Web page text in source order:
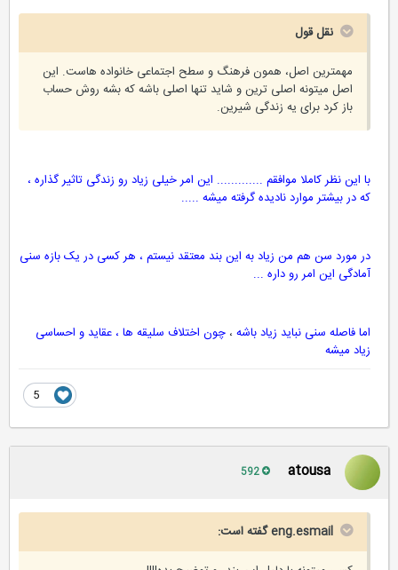
نقل قول
مهمترین اصل، همون فرهنگ و سطح اجتماعی خانواده هاست. این
اصل میتونه اصلی ترین و شاید تنها اصلی باشه که بشه روش حساب
باز کرد برای یه زندگی شیرین.
با این نظر کاملا موافقم ............. این امر خیلی زیاد رو زندگی تاثیر گذاره ،
که در بیشتر موارد نادیده گرفته میشه .....
در مورد سن هم من زیاد به این بند معتقد نیستم ، هر کسی در یک بازه سنی
آمادگی این امر رو داره ...
اما فاصله سنی نباید زیاد باشه،چون اختلاف سلیقه ها ، عقاید و احساسی
زیاد میشه
atousa
eng.esmail گفته است: